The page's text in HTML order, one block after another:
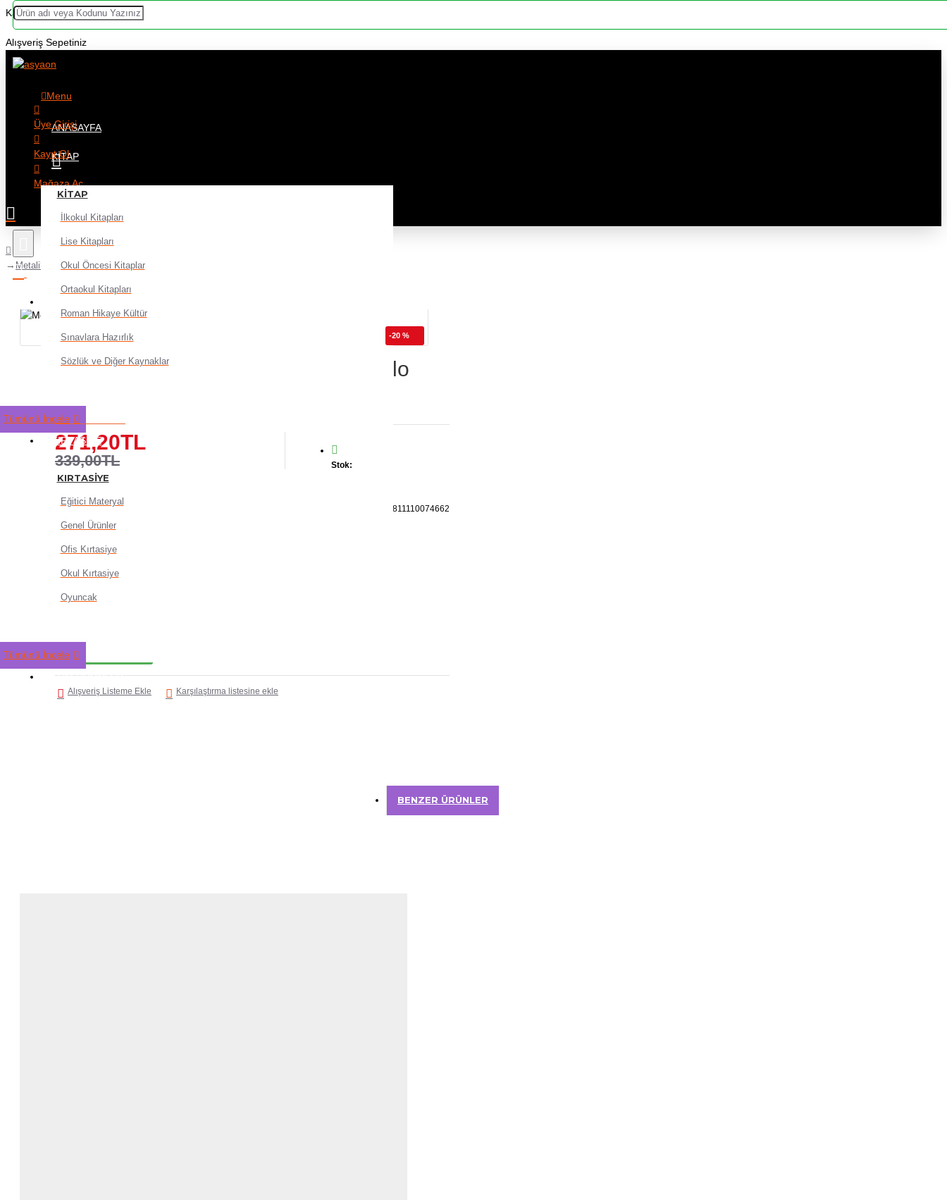
Kategoriler
Alışveriş Sepetiniz
Menu
ANASAYFA
KITAP
KITAP
İlkokul Kitapları
Lise Kitapları
Okul Öncesi Kitaplar
Ortaokul Kitapları
Roman Hikaye Kültür
Sınavlara Hazırlık
Sözlük ve Diğer Kaynaklar
Tümünü İncele
KIRTASIYE
KIRTASIYE
Eğitici Materyal
Genel Ürünler
Ofis Kırtasiye
Okul Kırtasiye
Oyuncak
Tümünü İncele
TÜM ÜRÜNLER
Üye Girişi
Kayıt Ol
Mağaza Aç
Metalik Fon Kartonu 50X70 Altın Rulo Şeklinde - 6 adet
-20 %
Metalik Fon Kartonu 50X70 Altın Rulo
Şeklinde - 6 adet
271,20TL
339,00TL
Stok:
86811110074662
SEPETE EKLE
Alışveriş Listeme Ekle Karşılaştırma listesine ekle
BENZER ÜRÜNLER